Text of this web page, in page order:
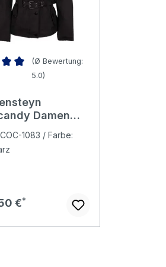
(Ø Bewertung:
5.0)
Damen
1083 / Farbe:
Preis:
€